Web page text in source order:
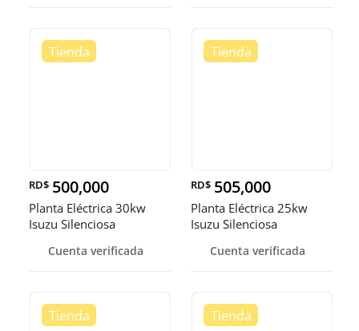
RD$ 500,000
Planta Eléctrica 30kw
Isuzu Silenciosa
Cuenta verificada
RD$ 505,000
Planta Eléctrica 25kw
Isuzu Silenciosa
Cuenta verificada